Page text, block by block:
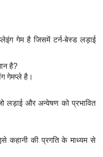
गेम है जिसमें टर्न-बेस्ड लड़ाई
है?
गेमप्ले है।
लड़ाई और अन्वेषण को प्रभावित
कहानी की प्रगति के माध्यम से